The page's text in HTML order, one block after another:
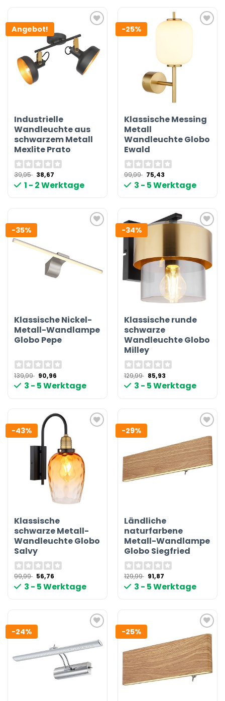
Angebot!
Industrielle
Wandleuchte aus
schwarzem Metall
Mexlite Prato
39,95 Ursprünglicher
Preis
war:
38,67
Preis
ist:
38,67 €.
1 - 2 Werktage
-25%
Klassische Messing
Metall
Wandleuchte Globo
Ewald
99,99 Ursprünglicher
Preis
war:
75,43
Preis
ist:
75,43 €.
3 - 5 Werktage
-35%
Klassische Nickel-
Metall-Wandlampe
Globo Pepe
139,99 Ursprünglicher
Preis
war:
90,96
Preis
ist:
90,96 €.
3 - 5 Werktage
-34%
Klassische runde
schwarze
Wandleuchte Globo
Milley
129,99 Ursprünglicher
Preis
war:
85,93
Preis
ist:
85,93 €.
3 - 5 Werktage
-43%
Klassische
schwarze Metall-
Wandleuchte Globo
Salvy
99,99 Ursprünglicher
Preis
war:
56,76
Preis
ist:
56,76 €.
3 - 5 Werktage
-29%
Ländliche
naturfarbene
Metall-Wandlampe
Globo Siegfried
129,99 Ursprünglicher
Preis
war:
91,87
Preis
ist:
91,87 €.
3 - 5 Werktage
-24% -25%